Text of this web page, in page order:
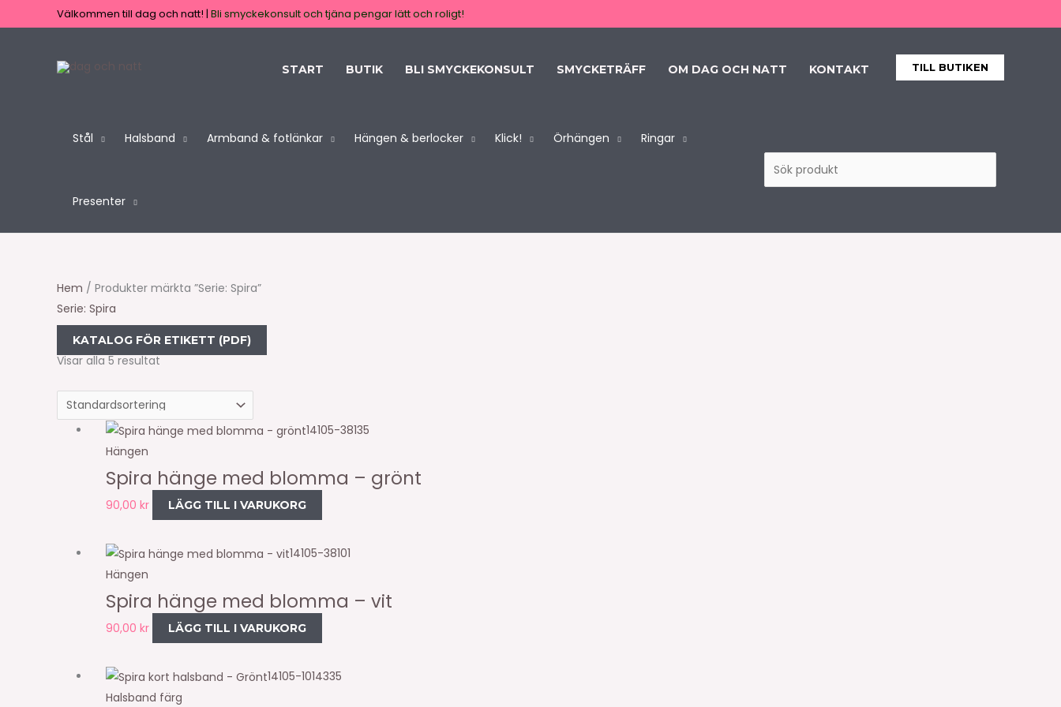
till
Välkommen till dag och natt! | Bli smyckekonsult och tjäna pengar lätt och roligt!
START BUTIK BLI SMYCKEKONSULT SMYCKETRÄFF OM DAG OCH NATT KONTAKT TILL BUTIKEN
Stål Halsband Armband & fotlänkar Hängen & berlocker Klick! Örhängen Ringar
Presenter
produkt
Hem / Produkter märkta ”Serie: Spira”
Serie: Spira
KATALOG FÖR ETIKETT (PDF)
Visar alla 5 resultat
14105-38135
Hängen
Spira hänge med blomma – grönt
90,00 kr LÄGG TILL I VARUKORG
14105-38101
Hängen
Spira hänge med blomma – vit
90,00 kr LÄGG TILL I VARUKORG
14105-1014335
Halsband färg
produkter